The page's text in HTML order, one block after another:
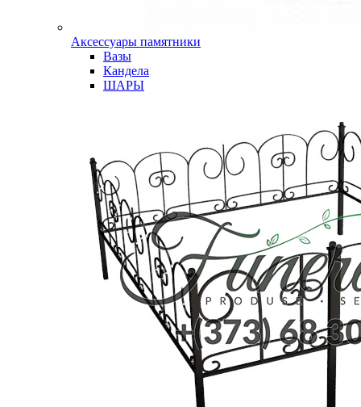
Аксессуары памятники
Вазы
Кандела
ШАРЫ